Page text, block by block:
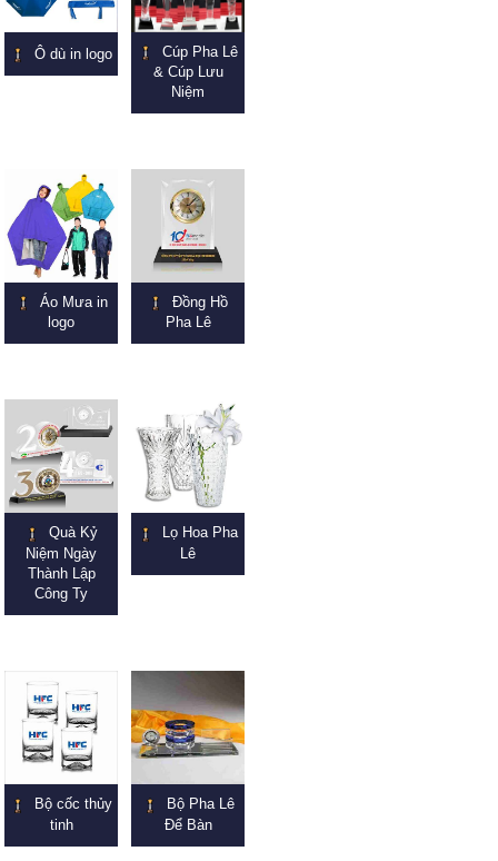
Ô dù in logo
Cúp Pha Lê
& Cúp Lưu
Niệm
Áo Mưa in
logo
Đồng Hồ
Pha Lê
Quà Kỷ
Niệm Ngày
Thành Lập
Công Ty
Lọ Hoa Pha
Lê
Bộ cốc thủy
tinh
Bộ Pha Lê
Để Bàn